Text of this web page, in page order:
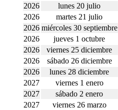
2026
lunes 20 julio
2026
martes 21 julio
2026 miércoles 30 septiembre
2026
jueves 1 octubre
2026
viernes 25 diciembre
2026
sábado 26 diciembre
2026
lunes 28 diciembre
2027
viernes 1 enero
2027
sábado 2 enero
2027
viernes 26 marzo